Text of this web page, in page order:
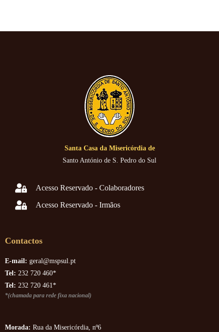
Santa Casa da Misericórdia de
Santo António de S. Pedro do Sul
Acesso Reservado - Colaboradores
Acesso Reservado - Irmãos
Contactos
E-mail: geral@mspsul.pt
Tel: 232 720 460*
Tel: 232 720 461*
*(chamada para rede fixa nacional)
Morada: Rua da Misericórdia, nº6